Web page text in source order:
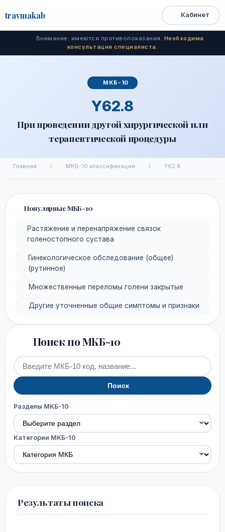
travmakab
Открыть
меню
Быстрый
доступ
Кабинет
Внимание: имеются противопоказания. Необходима
консультация специалиста.
МКБ-10
Y62.8
При проведении другой хирургической или
терапевтической процедуры
Главная / МКБ-10 классификация / Y62.8
Популярные МКБ-10
Растяжение и перенапряжение связок
голеностопного сустава
Гинекологическое обследование (общее)
(рутинное)
Множественные переломы голени закрытые
Другие уточненные общие симптомы и признаки
Поиск по МКБ-10
Поиск
Разделы МКБ-10
Категории МКБ-10
Результаты поиска